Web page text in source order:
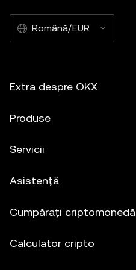
Română/EUR
Extra despre OKX
Produse
Servicii
Asistență
Cumpărați criptomonedă
Calculator cripto